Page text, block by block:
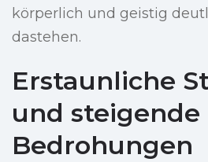
körperlich und geistig
dastehen.
Erstaunliche
und steigende
Bedrohungen